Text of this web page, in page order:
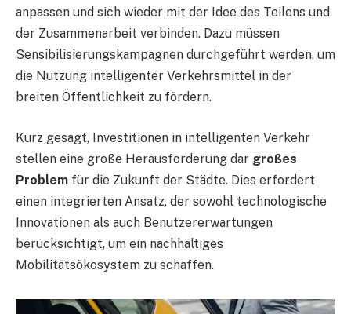
anpassen und sich wieder mit der Idee des Teilens und
der Zusammenarbeit verbinden. Dazu müssen
Sensibilisierungskampagnen durchgeführt werden, um
die Nutzung intelligenter Verkehrsmittel in der
breiten Öffentlichkeit zu fördern.
Kurz gesagt, Investitionen in intelligenten Verkehr
stellen eine große Herausforderung dar großes
Problem für die Zukunft der Städte. Dies erfordert
einen integrierten Ansatz, der sowohl technologische
Innovationen als auch Benutzererwartungen
berücksichtigt, um ein nachhaltiges
Mobilitätsökosystem zu schaffen.